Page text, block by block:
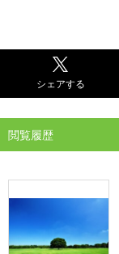
シェアする
閲覧履歴